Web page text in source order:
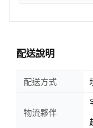
配送說明
配送方式
物流夥伴